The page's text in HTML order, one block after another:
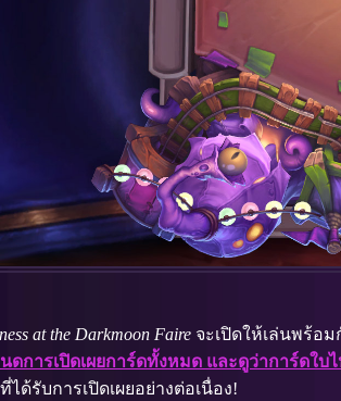
at the Darkmoon Faire จะเปิดให้เล่นพร้อ
ดการเปิดเผยการ์ดทั้งหมด และดูว่าการ์ดใ
ได้รับการเปิดเผยอย่างต่อเนื่อง!